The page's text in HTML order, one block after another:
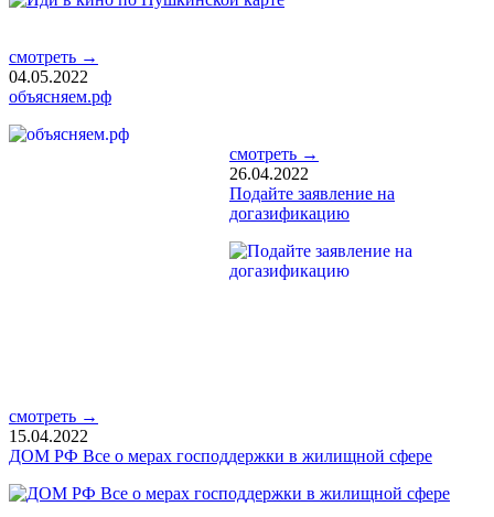
смотреть →
04.05.2022
объясняем.рф
смотреть →
26.04.2022
Подайте заявление на
догазификацию
смотреть →
15.04.2022
ДОМ РФ Все о мерах господдержки в жилищной сфере